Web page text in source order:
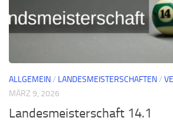
ALLGEMEIN/ LANDESMEISTERSCHAFTEN/
MÄRZ 9, 2026
Landesmeisterschaft 14.1